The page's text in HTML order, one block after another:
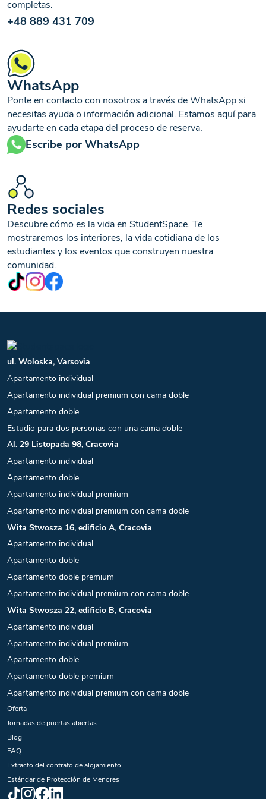
completas.
+48 889 431 709
WhatsApp
Ponte en contacto con nosotros a través de WhatsApp si
necesitas ayuda o información adicional. Estamos aquí para
ayudarte en cada etapa del proceso de reserva.
Escribe por WhatsApp
Redes sociales
Descubre cómo es la vida en StudentSpace. Te
mostraremos los interiores, la vida cotidiana de los
estudiantes y los eventos que construyen nuestra
comunidad.
ul. Woloska, Varsovia
Apartamento individual
Apartamento individual premium con cama doble
Apartamento doble
Estudio para dos personas con una cama doble
Al. 29 Listopada 98, Cracovia
Apartamento individual
Apartamento doble
Apartamento individual premium
Apartamento individual premium con cama doble
Wita Stwosza 16, edificio A, Cracovia
Apartamento individual
Apartamento doble
Apartamento doble premium
Apartamento individual premium con cama doble
Wita Stwosza 22, edificio B, Cracovia
Apartamento individual
Apartamento individual premium
Apartamento doble
Apartamento doble premium
Apartamento individual premium con cama doble
Oferta
Jornadas de puertas abiertas
Blog
FAQ
Extracto del contrato de alojamiento
Estándar de Protección de Menores